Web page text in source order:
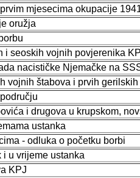
mjesecima okupacije
oružja
vojnih povjerenika
nacističke Njemačke na
štabova i prvih gerilskih
i drugova u krupskom,
ustanka
- odluka o početku borbi
u vrijeme ustanka
KPJ